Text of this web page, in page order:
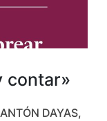
contar»
DAYAS,